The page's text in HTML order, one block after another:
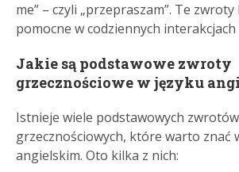
me” – czyli „przepraszam”. Te
pomocne w codziennych
Jakie są podstawowe zwroty
grzecznościowe w języku
Istnieje wiele podstawowych zwrotów
grzecznościowych, które warto znać
angielskim. Oto kilka z nich: